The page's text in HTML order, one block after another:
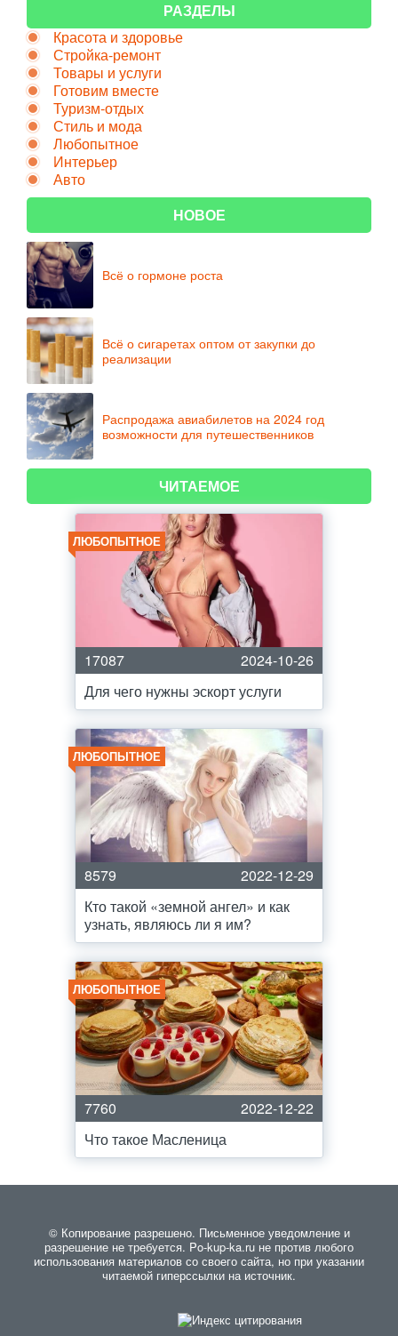
РАЗДЕЛЫ
Красота и здоровье
Стройка-ремонт
Товары и услуги
Готовим вместе
Туризм-отдых
Стиль и мода
Любопытное
Интерьер
Авто
НОВОЕ
Всё о гормоне роста
Всё о сигаретах оптом от закупки до
реализации
Распродажа авиабилетов на 2024 год
возможности для путешественников
ЧИТАЕМОЕ
ЛЮБОПЫТНОЕ
17087
2024-10-26
Для чего нужны эскорт услуги
ЛЮБОПЫТНОЕ
8579
2022-12-29
Кто такой «земной ангел» и как
узнать, являюсь ли я им?
ЛЮБОПЫТНОЕ
7760
2022-12-22
Что такое Масленица
© Копирование разрешено. Письменное уведомление и
разрешение не требуется. Po-kup-ka.ru не против любого
использования материалов со своего сайта, но при указании
читаемой гиперссылки на источник.